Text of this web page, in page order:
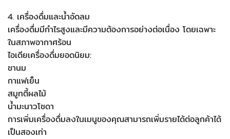
4. เครื่องดื่มและน้ำอัดลม
เครื่องดื่มมีกำไรสูงและมีความต้องการอย่างต่อเนื่อง โดยเฉพาะ
ในสภาพอากาศร้อน
ไอเดียเครื่องดื่มยอดนิยม:
ชานม
กาแฟเย็น
สมูทตี้ผลไม้
น้ำมะนาวโซดา
การเพิ่มเครื่องดื่มลงในเมนูของคุณสามารถเพิ่มรายได้ต่อลูกค้าได้
เป็นสองเท่า